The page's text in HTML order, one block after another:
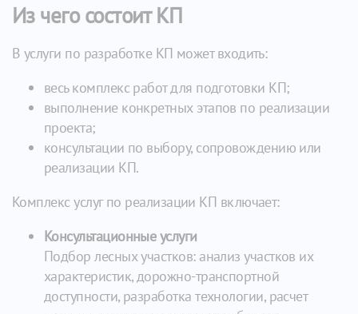
Из чего состоит КП
В услуги по разработке КП может входить:
весь комплекс работ для подготовки КП;
выполнение конкретных этапов по реализации
проекта;
консультации по выбору, сопровождению или
реализации КП.
Комплекс услуг по реализации КП включает:
Консультационные услуги
Подбор лесных участков: анализ участков их
характеристик, дорожно-транспортной
доступности, разработка технологии, расчет